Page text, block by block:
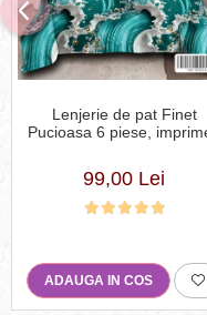
Lenjerie de pat Finet
Pucioasa 6 piese,
alb și auriu-R619
99,00 Lei
ADAUGA IN COS